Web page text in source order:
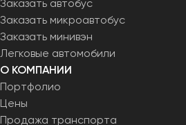
Заказать автобус
Заказать микроавтобус
Заказать минивэн
Легковые автомобили
О КОМПАНИИ
Портфолио
Цены
Продажа транспорта